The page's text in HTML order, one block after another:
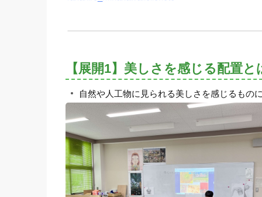
【展開1】美しさを感じる配置と
自然や人工物に見られる美しさを感じるもの